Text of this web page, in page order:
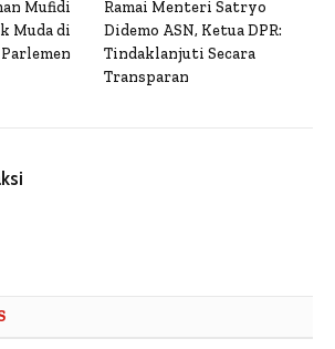
Mufidi
Muda di
Parlemen
Ramai Menteri Satryo
Didemo ASN, Ketua DPR:
Tindaklanjuti Secara
Transparan